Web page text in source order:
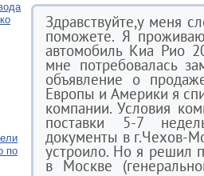
Здравствуйте,у меня
поможете. Я
автомобиль Киа Рио
мне потребовалась
объявление о
Европы и Америки я
компании. Условия
поставки 5-7
документы в г.Чехов-
устроило. Но я решил
в Москве
по